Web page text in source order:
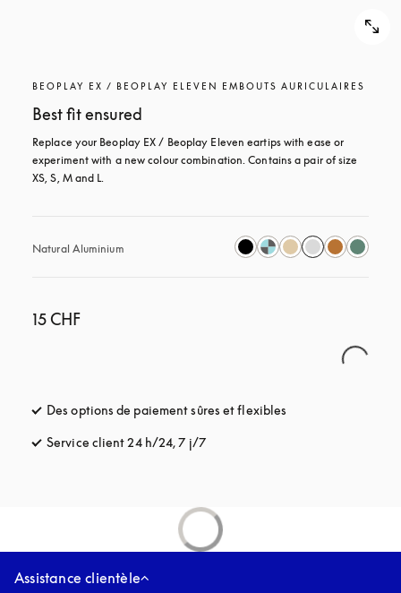
BEOPLAY EX / BEOPLAY ELEVEN EMBOUTS AURICULAIRES
Best fit ensured
Replace your Beoplay EX / Beoplay Eleven eartips with ease or
experiment with a new colour combination. Contains a pair of size
XS, S, M and L.
Natural Aluminium
15 CHF
Des options de paiement sûres et flexibles
Service client 24 h/24, 7 j/7s’ouvre dans un nouvel onglet
Assistance clientèle